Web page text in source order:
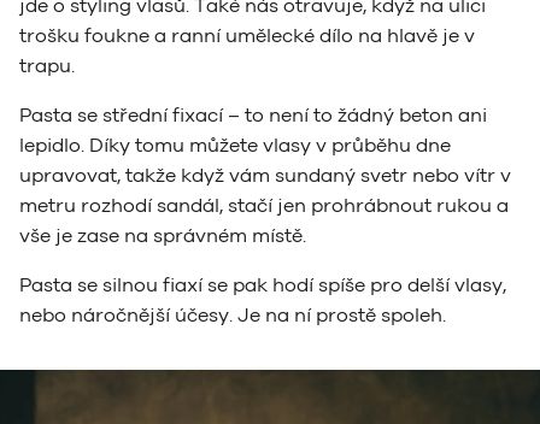
jde o styling vlasů. Také nás otravuje, když na ulici
trošku foukne a ranní umělecké dílo na hlavě je v
trapu.
Pasta se střední fixací – to není to žádný beton ani
lepidlo. Díky tomu můžete vlasy v průběhu dne
upravovat, takže když vám sundaný svetr nebo vítr v
metru rozhodí sandál, stačí jen prohrábnout rukou a
vše je zase na správném místě.
Pasta se silnou fiaxí se pak hodí spíše pro delší vlasy,
nebo náročnější účesy. Je na ní prostě spoleh.